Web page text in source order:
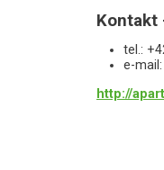
Kontakt
tel.:
e-mail:
http://